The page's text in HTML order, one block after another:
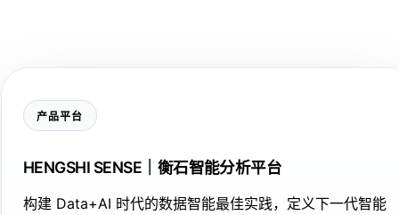
产品平台
HENGSHI SENSE｜衡石智能分析平台
构建 Data+AI 时代的数据智能最佳实践，定义下一代智能